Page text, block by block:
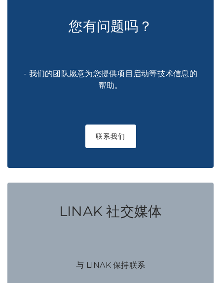
您有问题吗？
- 我们的团队愿意为您提供项目启动等技术信息的
帮助。
联系我们
LINAK 社交媒体
与 LINAK 保持联系